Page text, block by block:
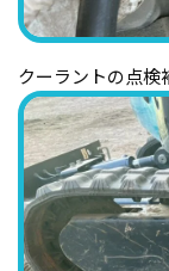
クーラントの点検